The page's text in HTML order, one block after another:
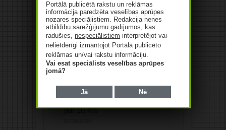
“Saules aptiekas”
par 10,4%
Portālā publicētā rakstu un reklāmas
informācija paredzēta veselības aprūpes
nozares speciālistiem. Redakcija nenes
atbildību sarežģījumu gadījumos, kas
radušies, nespeciālistiem interpretējot vai
nelietderīgi izmantojot Portālā publicēto
reklāmas un/vai rakstu informāciju.
Vai esat speciālists veselības aprūpes
jomā?
Jā Nē